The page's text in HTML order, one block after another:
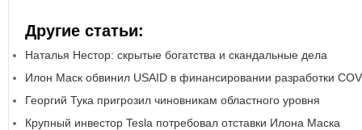
Другие статьи:
Наталья Нестор: скрытые богатства и скандальные дела
Илон Маск обвинил USAID в финансировании разработки
Георгий Тука пригрозил чиновникам областного уровня
Крупный инвестор Tesla потребовал отставки Илона Маска